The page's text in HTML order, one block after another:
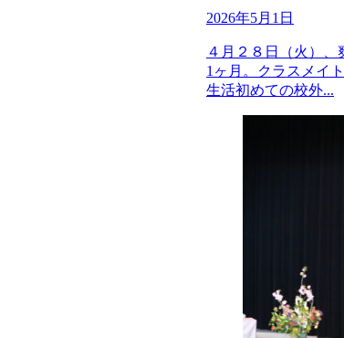
2026年5月1日
４月２８日（火）
1ヶ月。クラスメイ
生活初めての校外...